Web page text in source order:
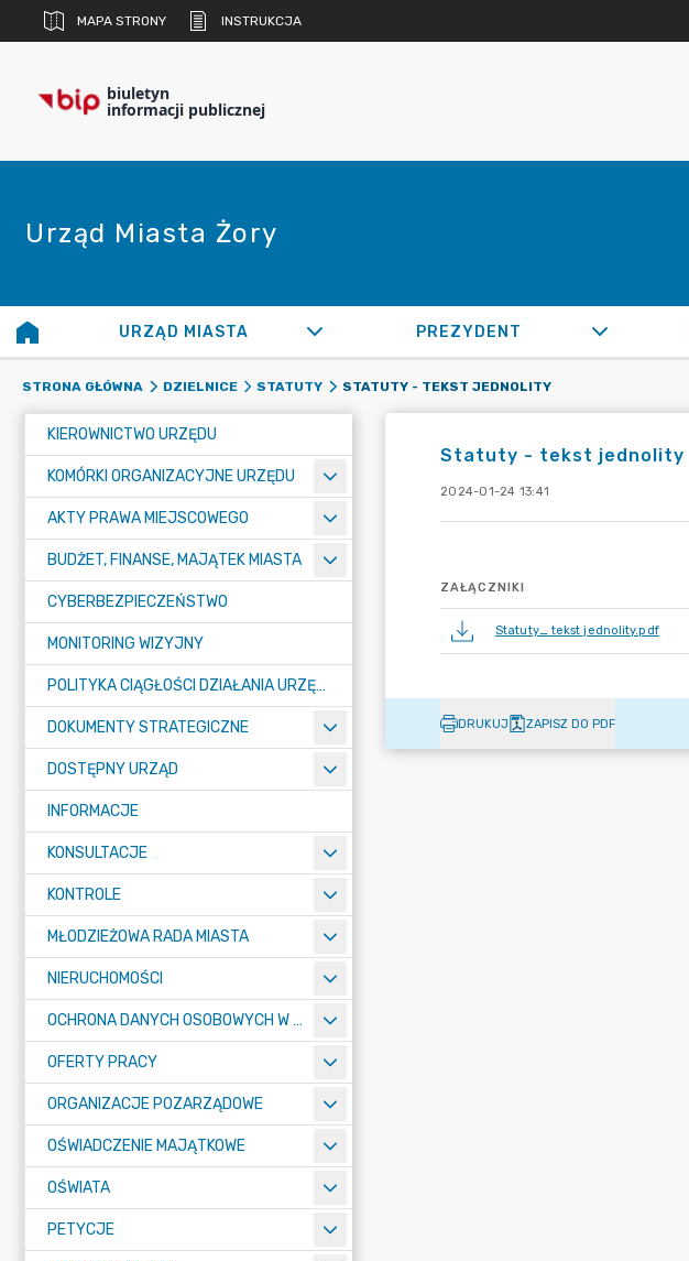
MAPA STRONY INSTRUKCJA
biuletyn
informacji publicznej
Urząd Miasta Żory
URZĄD MIASTA PREZYDENT
STRONA GŁÓWNA DZIELNICE STATUTY STATUTY - TEKST JEDNOLITY
KIEROWNICTWO URZĘDU
KOMÓRKI ORGANIZACYJNE URZĘDU
AKTY PRAWA MIEJSCOWEGO
BUDŻET, FINANSE, MAJĄTEK MIASTA
CYBERBEZPIECZEŃSTWO
MONITORING WIZYJNY
POLITYKA CIĄGŁOŚCI DZIAŁANIA URZĘDU MIASTA ŻORY
DOKUMENTY STRATEGICZNE
DOSTĘPNY URZĄD
INFORMACJE
KONSULTACJE
KONTROLE
MŁODZIEŻOWA RADA MIASTA
NIERUCHOMOŚCI
OCHRONA DANYCH OSOBOWYCH W URZĘDZIE MIASTA ŻORY - RODO
OFERTY PRACY
ORGANIZACJE POZARZĄDOWE
OŚWIADCZENIE MAJĄTKOWE
OŚWIATA
PETYCJE
Statuty - tekst jednolity
2024-01-24 13:41
ZAŁĄCZNIKI
Statuty_ tekst jednolity.pdf
DRUKUJ ZAPISZ DO PDF